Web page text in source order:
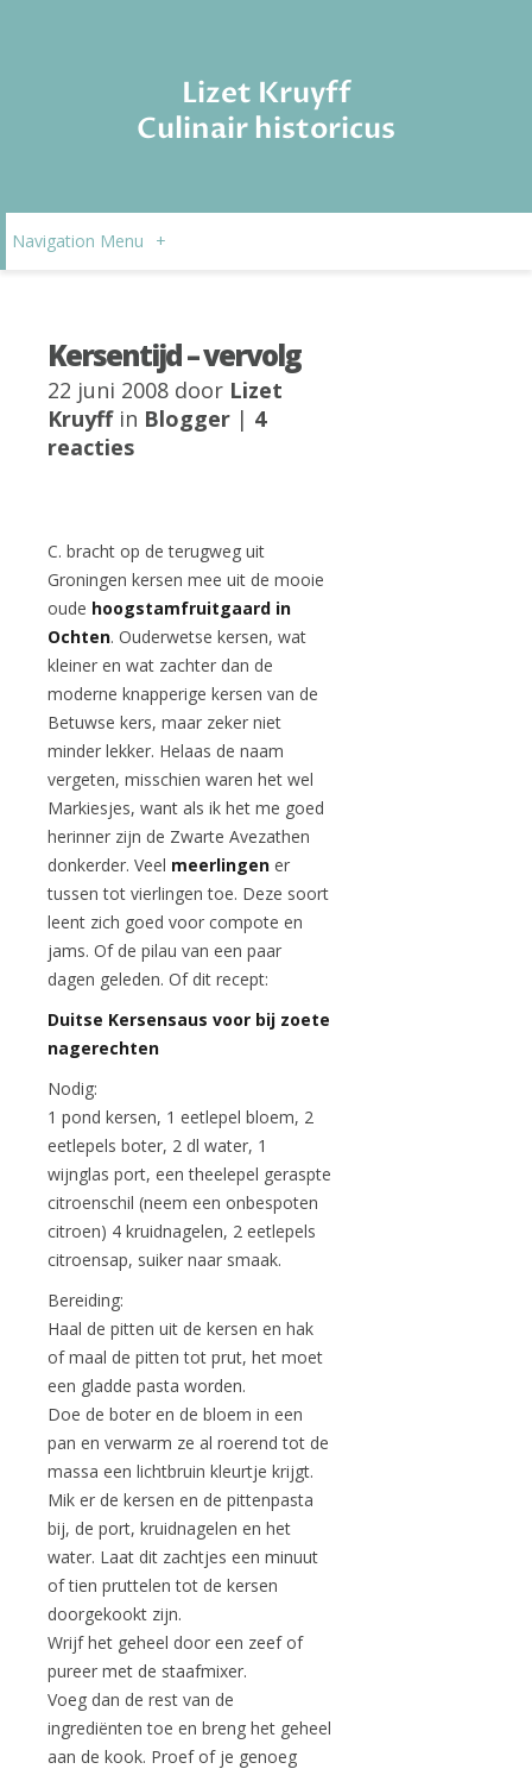
Lizet Kruyff
Culinair historicus
Navigation Menu +
Kersentijd – vervolg
22 juni 2008 door Lizet
Kruyffin Blogger | 4
reacties
C. bracht op de terugweg uit
Groningen kersen mee uit de mooie
oude hoogstamfruitgaard in
Ochten. Ouderwetse kersen, wat
kleiner en wat zachter dan de
moderne knapperige kersen van de
Betuwse kers, maar zeker niet
minder lekker. Helaas de naam
vergeten, misschien waren het wel
Markiesjes, want als ik het me goed
herinner zijn de Zwarte Avezathen
donkerder. Veel meerlingen er
tussen tot vierlingen toe. Deze soort
leent zich goed voor compote en
jams. Of de pilau van een paar
dagen geleden. Of dit recept:
Duitse Kersensaus voor bij zoete
nagerechten
Nodig:
1 pond kersen, 1 eetlepel bloem, 2
eetlepels boter, 2 dl water, 1
wijnglas port, een theelepel geraspte
citroenschil (neem een onbespoten
citroen) 4 kruidnagelen, 2 eetlepels
citroensap, suiker naar smaak.
Bereiding:
Haal de pitten uit de kersen en hak
of maal de pitten tot prut, het moet
een gladde pasta worden.
Doe de boter en de bloem in een
pan en verwarm ze al roerend tot de
massa een lichtbruin kleurtje krijgt.
Mik er de kersen en de pittenpasta
bij, de port, kruidnagelen en het
water. Laat dit zachtjes een minuut
of tien pruttelen tot de kersen
doorgekookt zijn.
Wrijf het geheel door een zeef of
pureer met de staafmixer.
Voeg dan de rest van de
ingrediënten toe en breng het geheel
aan de kook. Proef of je genoeg